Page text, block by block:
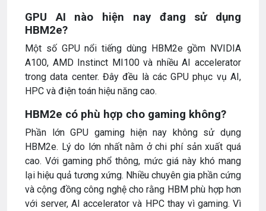
GPU AI nào hiện nay đang sử dụng
HBM2e?
Một số GPU nổi tiếng dùng HBM2e gồm NVIDIA
A100, AMD Instinct MI100 và nhiều AI accelerator
trong data center. Đây đều là các GPU phục vụ AI,
HPC và điện toán hiệu năng cao.
HBM2e có phù hợp cho gaming không?
Phần lớn GPU gaming hiện nay không sử dụng
HBM2e. Lý do lớn nhất nằm ở chi phí sản xuất quá
cao. Với gaming phổ thông, mức giá này khó mang
lại hiệu quả tương xứng. Nhiều chuyên gia phần cứng
và cộng đồng công nghệ cho rằng HBM phù hợp hơn
với server, AI accelerator và HPC thay vì gaming. Vì